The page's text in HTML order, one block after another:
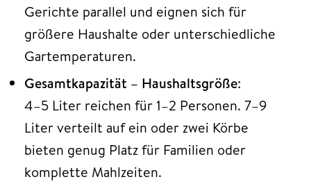
Gerichte parallel und eignen sich für
größere Haushalte oder unterschiedliche
Gartemperaturen.
Gesamtkapazität – Haushaltsgröße:
4–5 Liter reichen für 1–2 Personen. 7–9
Liter verteilt auf ein oder zwei Körbe
bieten genug Platz für Familien oder
komplette Mahlzeiten.